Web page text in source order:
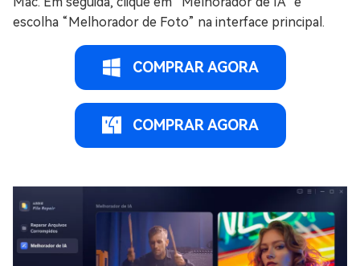
escolha “Melhorador de Foto” na interface principal.
COMPRAR AGORA
COMPRAR AGORA